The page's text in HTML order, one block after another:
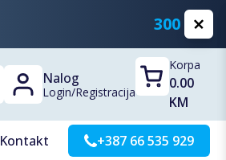
300 KM
Nalog
Login/Registracija
Korpa
0.00
KM
Kontakt +387 66 535 929